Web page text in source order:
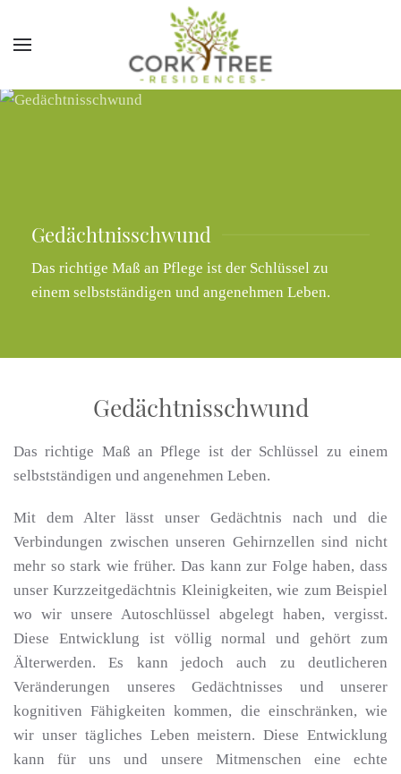
Gedächtnisschwund
Das richtige Maß an Pflege ist der Schlüssel zu
einem selbstständigen und angenehmen Leben.
Gedächtnisschwund
Das richtige Maß an Pflege ist der Schlüssel zu einem
selbstständigen und angenehmen Leben.
Mit dem Alter lässt unser Gedächtnis nach und die
Verbindungen zwischen unseren Gehirnzellen sind nicht
mehr so stark wie früher. Das kann zur Folge haben, dass
unser Kurzzeitgedächtnis Kleinigkeiten, wie zum Beispiel
wo wir unsere Autoschlüssel abgelegt haben, vergisst.
Diese Entwicklung ist völlig normal und gehört zum
Älterwerden. Es kann jedoch auch zu deutlicheren
Veränderungen unseres Gedächtnisses und unserer
kognitiven Fähigkeiten kommen, die einschränken, wie
wir unser tägliches Leben meistern. Diese Entwicklung
kann für uns und unsere Mitmenschen eine echte